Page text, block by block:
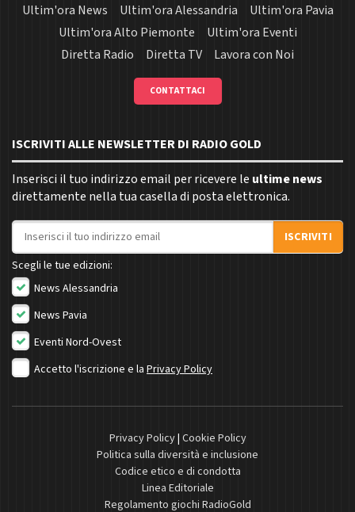
Ultim'ora News
Ultim'ora Alessandria
Ultim'ora Pavia
Ultim'ora Alto Piemonte
Ultim'ora Eventi
Diretta Radio
Diretta TV Lavora con Noi
CONTATTACI
ISCRIVITI ALLE NEWSLETTER DI RADIO GOLD
Inserisci il tuo indirizzo email per ricevere le ultime news
direttamente nella tua casella di posta elettronica.
Indirizzo email
ISCRIVITI
Scegli le tue edizioni:
News Alessandria
News Pavia
Eventi Nord-Ovest
Accetto l'iscrizione e la Privacy Policy
Privacy Policy| Cookie Policy
Politica sulla diversità e inclusione
Codice etico e di condotta
Linea Editoriale
Regolamento giochi RadioGold